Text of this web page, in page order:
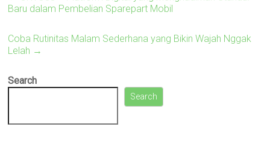
Baru dalam Pembelian Sparepart Mobil
Coba Rutinitas Malam Sederhana yang Bikin Wajah Nggak
Lelah →
Search
Search